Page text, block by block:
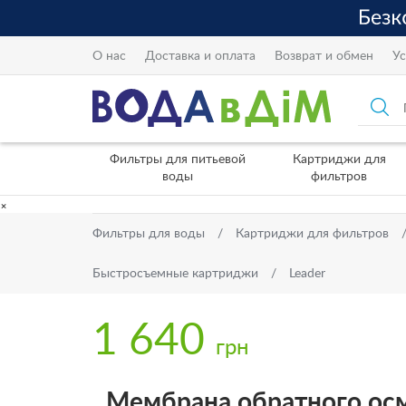
О нас Доставка и оплата Возврат и обмен
Фильтры для питьевой
воды
Картриджи для
фильтров
×
Фильтры для воды Картриджи для фильтров
Быстросъемные картриджи Leader
1 640 грн